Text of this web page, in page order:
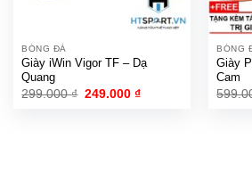
BÓNG ĐÁ
Giày iWin Vigor TF – Dạ
Quang
299.000₫ Giá
249.000₫Giá
BÓNG
Giày
Cam